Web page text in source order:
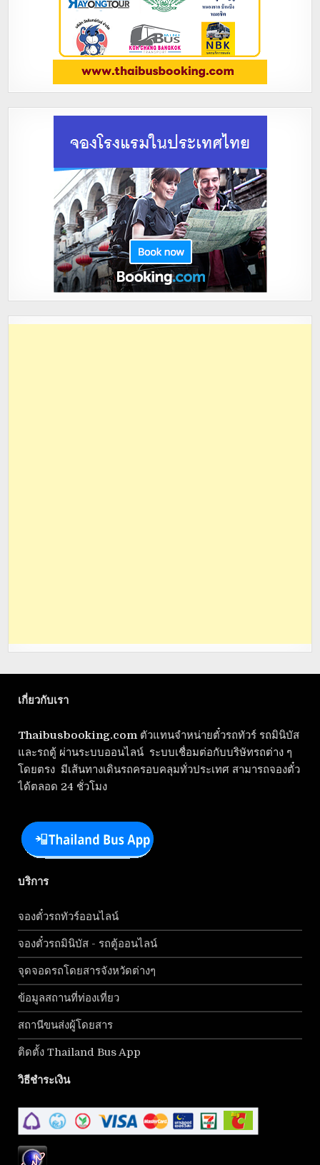
เกี่ยวกับเรา
Thaibusbooking.com ตัวแทนจำหน่ายตั๋วรถทัวร์ รถมินิบัส
และรถตู้ ผ่านระบบออนไลน์ ระบบเชื่อมต่อกับบริษัทรถต่าง ๆ
โดยตรง มีเส้นทางเดินรถครอบคลุมทั่วประเทศ สามารถจองตั๋ว
ได้ตลอด 24 ชั่วโมง
บริการ
จองตั๋วรถทัวร์ออนไลน์
จองตั๋วรถมินิบัส - รถตู้ออนไลน์
จุดจอดรถโดยสารจังหวัดต่างๆ
ข้อมูลสถานที่ท่องเที่ยว
สถานีขนส่งผู้โดยสาร
ติดตั้ง Thailand Bus App
วิธีชำระเงิน